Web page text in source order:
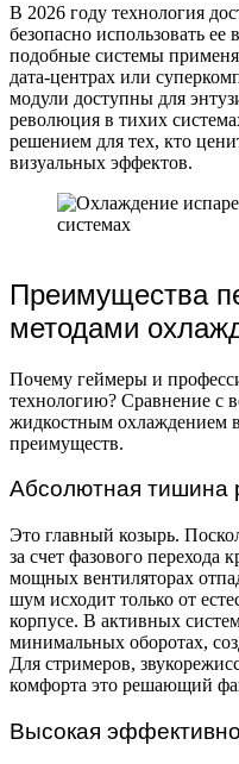
В 2026 году технология
безопасно использовать
подобные системы
дата-центрах или
модули доступны для
революция в тихих
решением для тех, кто
визуальных эффектов.
Преимущества
методами
Почему геймеры и
технологию? Сравнение с
жидкостным охлаждением
преимуществ.
Абсолютная тишина
Это главный козырь.
за счет фазового перехода
мощных вентиляторах
шум исходит только от
корпусе. В активных
минимальных оборотах,
Для стримеров,
комфорта это решающий
Высокая